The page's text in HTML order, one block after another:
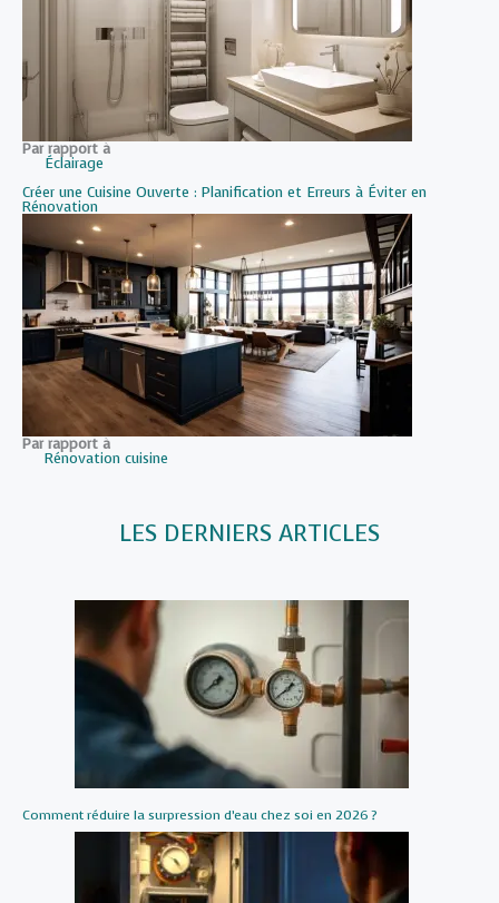
Par rapport à
Éclairage
Créer une Cuisine Ouverte : Planification et Erreurs à Éviter en
Rénovation
Par rapport à
Rénovation cuisine
LES DERNIERS ARTICLES
Comment réduire la surpression d’eau chez soi en 2026 ?